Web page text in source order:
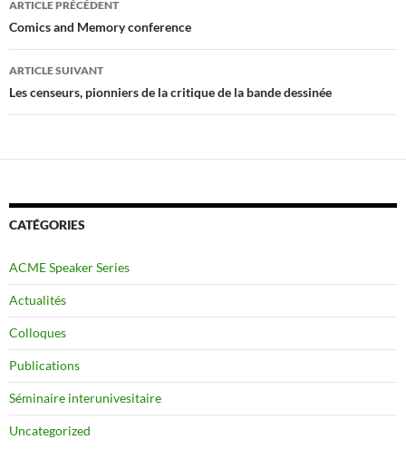
des
articles
ARTICLE PRÉCÉDENT
Comics and Memory conference
ARTICLE SUIVANT
Les censeurs, pionniers de la critique de la bande dessinée
CATÉGORIES
ACME Speaker Series
Actualités
Colloques
Publications
Séminaire interunivesitaire
Uncategorized